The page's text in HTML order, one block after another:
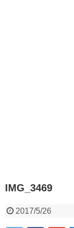
IMG_3469
2017/5/26